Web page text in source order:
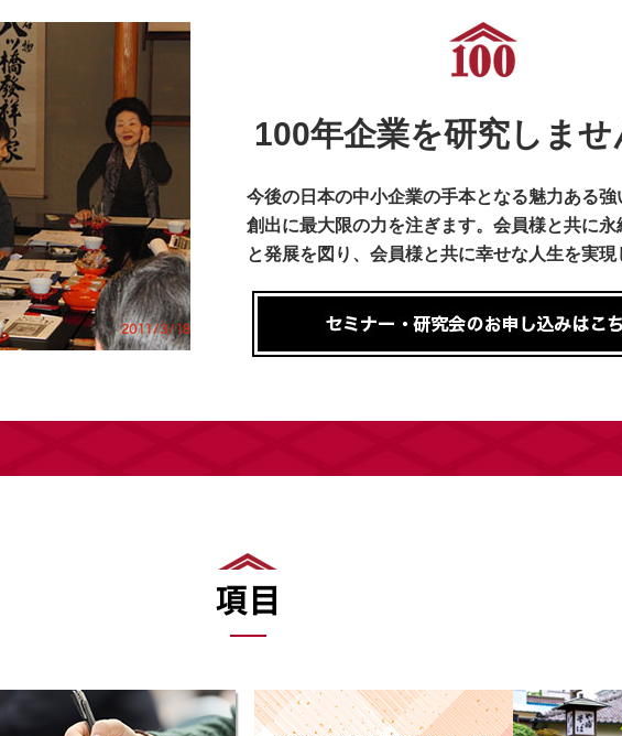
100年企業を研究しませ
今後の日本の中小企業の手本となる魅力ある強
創出に最大限の力を注ぎます。会員様と共に永
と発展を図り、会員様と共に幸せな人生を実現